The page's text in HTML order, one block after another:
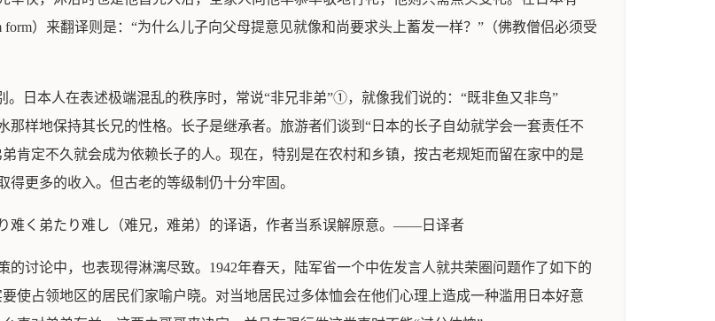
）来翻译则是：“为什么儿子向父母提意见就像和尚要求头上蓄发一样？”（佛教僧侣必须受
。日本人在表述极端混乱的秩序时，常说“非兄非弟”①，就像我们说的：“既非鱼又非鸟”
那样地保持其长兄的性格。长子是继承者。旅游者们谈到“日本的长子自幼就学会一套责任不
肯定不久就会成为依赖长子的人。现在，特别是在农村和乡镇，按古老规矩而留在家中的是
更多的收入。但古老的等级制仍十分牢固。
り难く弟たり难し（难兄，难弟）的译语，作者当系误解原意。——日译者
讨论中，也表现得淋漓尽致。1942年春天，陆军省一个中佐发言人就共荣圈问题作了如下的
使占领地区的居民们家喻户晓。对当地居民过多体恤会在他们心理上造成一种滥用日本好意